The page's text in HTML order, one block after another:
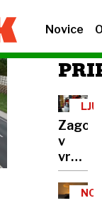
Novice
v
vrtcu
na
Viču,